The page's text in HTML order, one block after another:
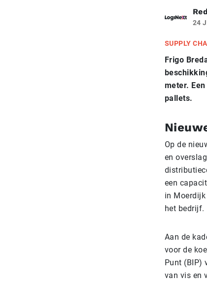
24
SUPPLY
Frigo
meter.
pallets.
Op de
en
een
in
het bedrijf.
Aan de
voor de
Punt (BIP)
van vis en